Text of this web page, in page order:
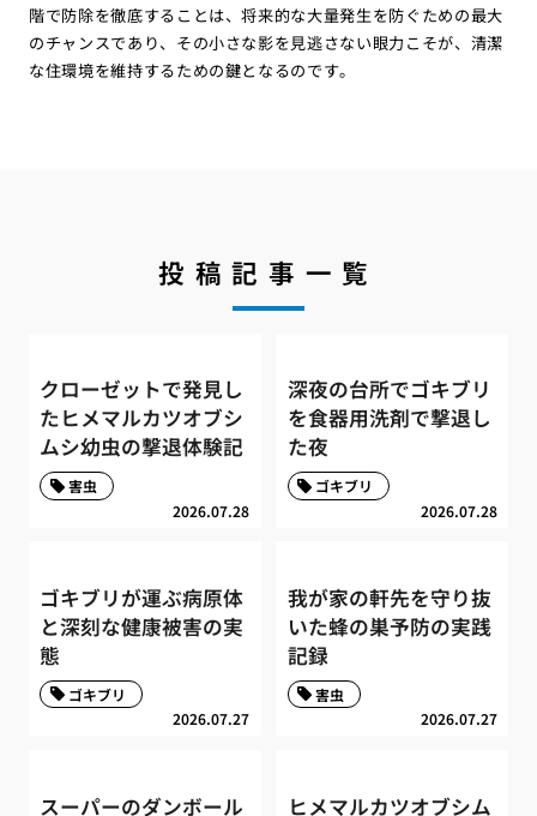
階で防除を徹底することは、将来的な大量発生を防ぐための最大
のチャンスであり、その小さな影を見逃さない眼力こそが、清潔
な住環境を維持するための鍵となるのです。
投稿記事一覧
クローゼットで発見し
たヒメマルカツオブシ
ムシ幼虫の撃退体験記
2026.07.28
害虫
深夜の台所でゴキブリ
を食器用洗剤で撃退し
た夜
2026.07.28
ゴキブリ
ゴキブリが運ぶ病原体
と深刻な健康被害の実
態
2026.07.27
ゴキブリ
我が家の軒先を守り抜
いた蜂の巣予防の実践
記録
2026.07.27
害虫
スーパーのダンボール
ヒメマルカツオブシム